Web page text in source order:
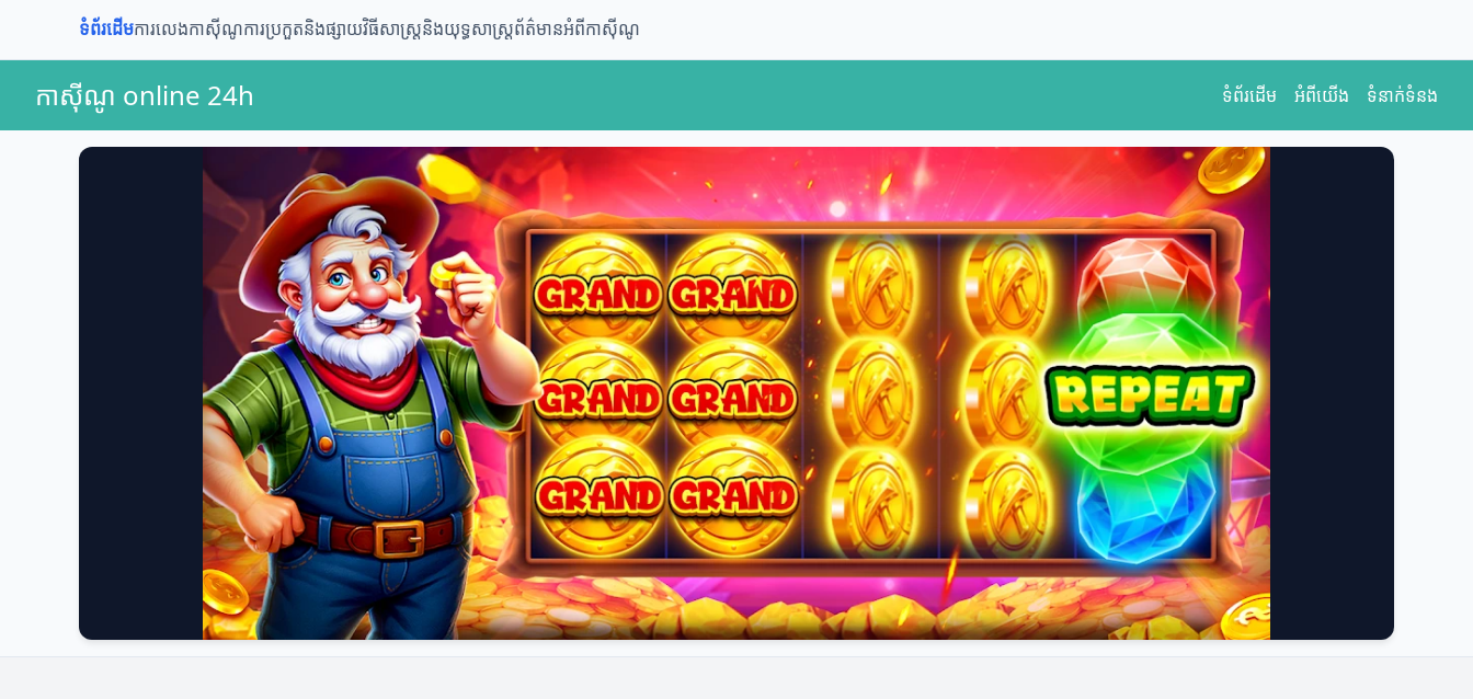
ទំព័រដើមការលេងកាស៊ីណូការប្រកួតនិងផ្សាយវិធីសាស្ត្រនិងយុទ្ធសាស្ត្រព័ត៌មានអំពីកាស៊ីណូ
កាស៊ីណូ online 24h ទំព័រដើម អំពីយើង ទំនាក់ទំនង